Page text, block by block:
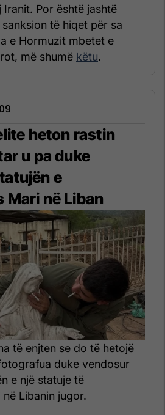
Iranit. Por është jashtë
të hiqet për sa
e Hormuzit mbetet e
më shumë këtu.
heton rastin
u pa duke
e
Mari në Liban
të enjten se do të hetojë
duke vendosur
e një statuje të
Libanin jugor.